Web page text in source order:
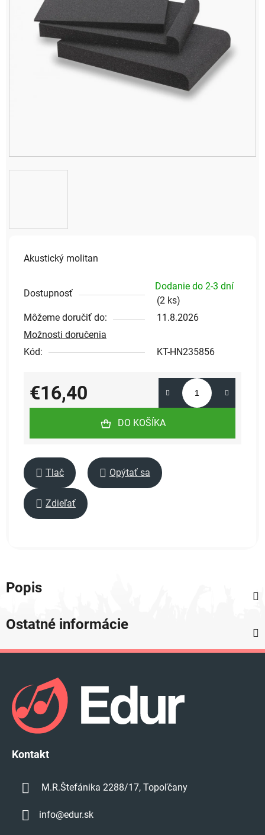
Akustický molitan
Dostupnosť
Dodanie do 2-3 dní
(2 ks)
Môžeme doručiť do:
11.8.2026
Možnosti doručenia
Kód:
KT-HN235856
€16,40
Jednotková cena:
DO KOŠÍKA
Tlač Opýtať sa
Zdieľať
Popis
Ostatné informácie
Kontakt
M.R.Štefánika 2288/17, Topoľčany
info@edur.sk